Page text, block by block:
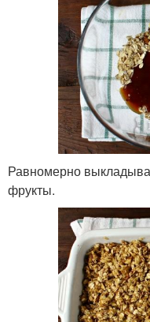
Равномерно
фрукты.